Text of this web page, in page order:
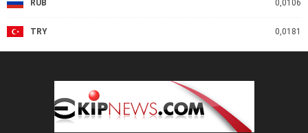
RUB 0,0106
TRY 0,0181